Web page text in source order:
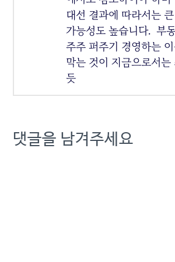
대선 결과에 따라서는
가능성도 높습니다. 부
주주 퍼주기 경영하는
막는 것이 지금으로서는
듯
댓글을 남겨주세요